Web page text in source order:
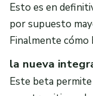
Esto es en
por supuesto
Finalmente cómo
la nueva
Este beta